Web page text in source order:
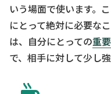
いう場面で使います。
にとって絶対に必要な
は、自分にとっての重
で、相手に対して少し